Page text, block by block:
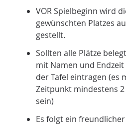
VOR Spielbeginn wird
gewünschten Platzes
gestellt.
Sollten alle Plätze
mit Namen und
der Tafel eintragen (es
Zeitpunkt mindestens
sein)
Es folgt ein